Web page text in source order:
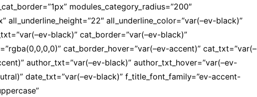
modules_category_radius=”200″
all_underline_height=”22″ all_underline_color=”var(–ev-black)”
black)” cat_border=”var(–ev-black)”
cat_border_hover=”var(–ev-accent)” cat_txt=”var(–
author_txt=”var(–ev-black)” author_txt_hover=”var(–ev-
date_txt=”var(–ev-black)” f_title_font_family=”ev-accent-